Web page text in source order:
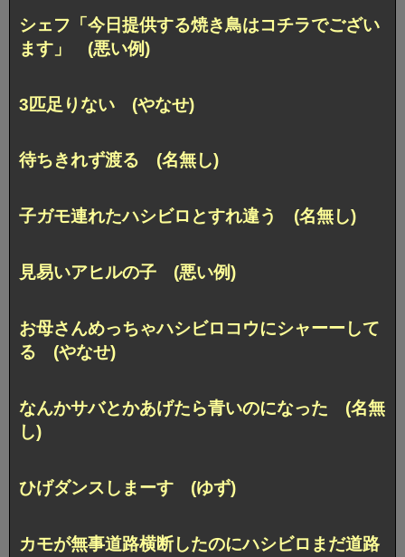
シェフ「今日提供する焼き鳥はコチラでござい
ます」 (悪い例)
3匹足りない (やなせ)
待ちきれず渡る (名無し)
子ガモ連れたハシビロとすれ違う (名無し)
見易いアヒルの子 (悪い例)
お母さんめっちゃハシビロコウにシャーーして
る (やなせ)
なんかサバとかあげたら青いのになった (名無
し)
ひげダンスしまーす (ゆず)
カモが無事道路横断したのにハシビロまだ道路